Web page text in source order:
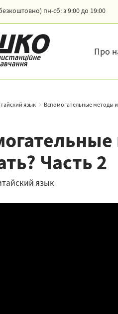
пн-сб: з 9:00 до 19:00
Про
язык Вспомогательные методы
Часть 2
язык